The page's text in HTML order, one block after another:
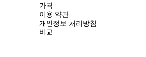
가격
이용 약관
개인정보 처리방침
비교